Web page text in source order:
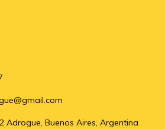
Adrogue, Buenos Aires, Argentina